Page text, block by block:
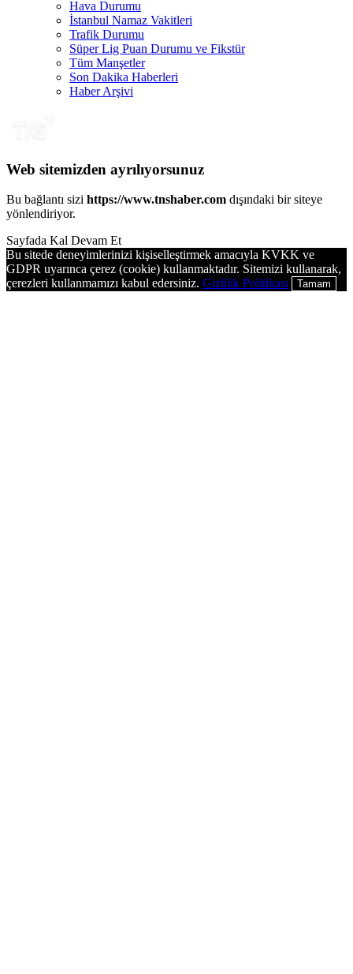
Hava Durumu
İstanbul Namaz Vakitleri
Trafik Durumu
Süper Lig Puan Durumu ve Fikstür
Tüm Manşetler
Son Dakika Haberleri
Haber Arşivi
Web sitemizden ayrılıyorsunuz
Bu bağlantı sizi https://www.tnshaber.com dışındaki bir siteye
yönlendiriyor.
Sayfada Kal Devam Et
Bu sitede deneyimlerinizi kişiselleştirmek amacıyla KVKK ve
GDPR uyarınca çerez (cookie) kullanmaktadır. Sitemizi kullanarak,
çerezleri kullanmamızı kabul edersiniz. Gizlilik Politikası Tamam